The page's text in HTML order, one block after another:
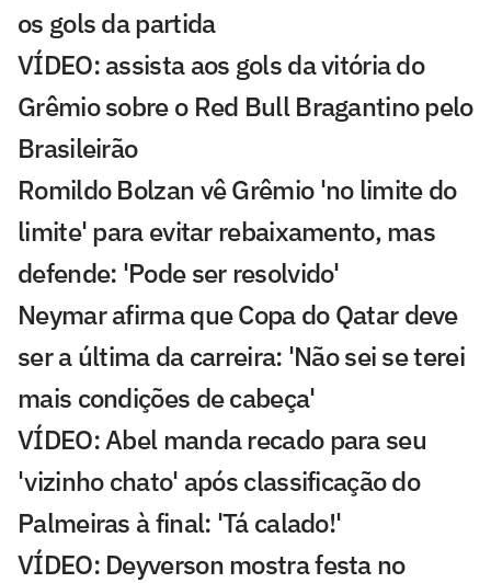
os gols da partida
VÍDEO: assista aos gols da vitória do
Grêmio sobre o Red Bull Bragantino pelo
Brasileirão
Romildo Bolzan vê Grêmio 'no limite do
limite' para evitar rebaixamento, mas
defende: 'Pode ser resolvido'
Neymar afirma que Copa do Qatar deve
ser a última da carreira: 'Não sei se terei
mais condições de cabeça'
VÍDEO: Abel manda recado para seu
'vizinho chato' após classificação do
Palmeiras à final: 'Tá calado!'
VÍDEO: Deyverson mostra festa no